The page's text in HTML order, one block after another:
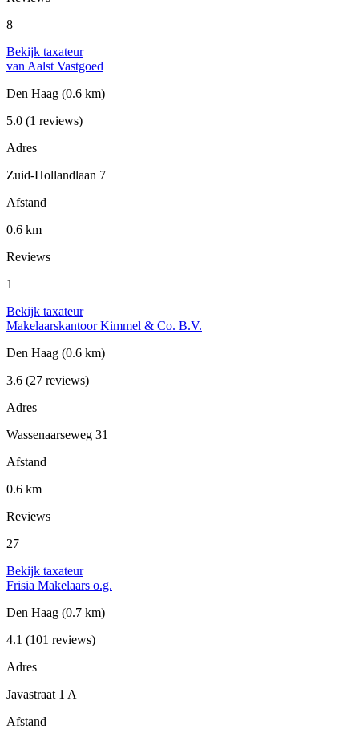
8
Bekijk taxateur
van Aalst Vastgoed
Den Haag (0.6 km)
5.0 (1 reviews)
Adres
Zuid-Hollandlaan 7
Afstand
0.6 km
Reviews
1
Bekijk taxateur
Makelaarskantoor Kimmel & Co. B.V.
Den Haag (0.6 km)
3.6 (27 reviews)
Adres
Wassenaarseweg 31
Afstand
0.6 km
Reviews
27
Bekijk taxateur
Frisia Makelaars o.g.
Den Haag (0.7 km)
4.1 (101 reviews)
Adres
Javastraat 1 A
Afstand